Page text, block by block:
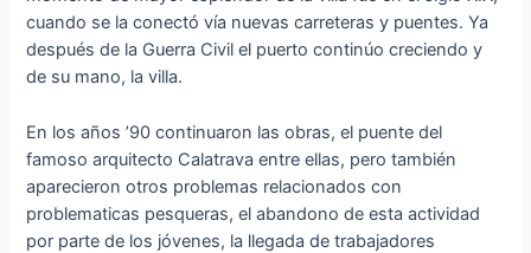
cuando se la conectó vía nuevas carreteras y puentes. Ya
después de la Guerra Civil el puerto continúo creciendo y
de su mano, la villa.
En los años ’90 continuaron las obras, el puente del
famoso arquitecto Calatrava entre ellas, pero también
aparecieron otros problemas relacionados con
problematicas pesqueras, el abandono de esta actividad
por parte de los jóvenes, la llegada de trabajadores